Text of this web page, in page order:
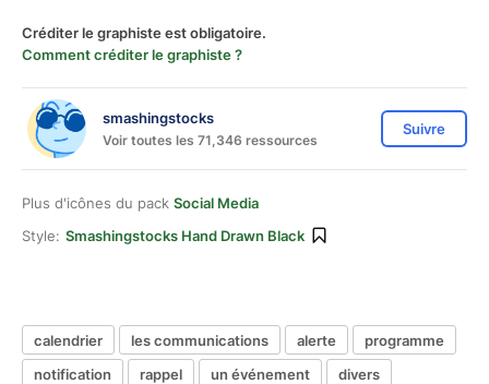
Créditer le graphiste est obligatoire.
Comment créditer le graphiste ?
smashingstocks
Voir toutes les 71,346 ressources
Suivre
Plus d'icônes du pack Social Media
Style: Smashingstocks Hand Drawn Black
calendrier les communications alerte
programme
notification
rappel un événement
divers